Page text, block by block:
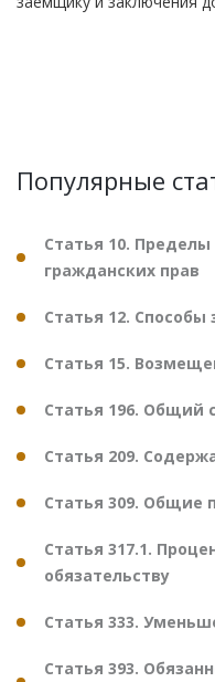
Популярные
Статья 10.
гражданских прав
Статья 12.
Статья 15.
Статья 196. Общий
Статья 209.
Статья 309. Общие
Статья 317.1.
обязательству
Статья 333.
Статья 393.